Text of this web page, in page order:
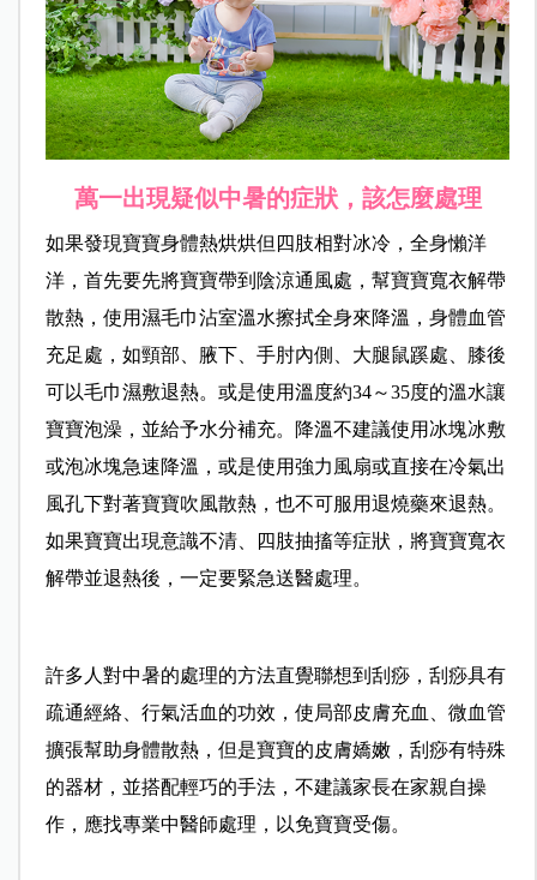
萬一出現疑似中暑的症狀，該怎麼處理
如果發現寶寶身體熱烘烘但四肢相對冰冷，全身懶洋
洋，首先要先將寶寶帶到陰涼通風處，幫寶寶寬衣解帶
散熱，使用濕毛巾沾室溫水擦拭全身來降溫，身體血管
充足處，如頸部、腋下、手肘內側、大腿鼠蹊處、膝後
可以毛巾濕敷退熱。或是使用溫度約34～35度的溫水讓
寶寶泡澡，並給予水分補充。降溫不建議使用冰塊冰敷
或泡冰塊急速降溫，或是使用強力風扇或直接在冷氣出
風孔下對著寶寶吹風散熱，也不可服用退燒藥來退熱。
如果寶寶出現意識不清、四肢抽搐等症狀，將寶寶寬衣
解帶並退熱後，一定要緊急送醫處理。
許多人對中暑的處理的方法直覺聯想到刮痧，刮痧具有
疏通經絡、行氣活血的功效，使局部皮膚充血、微血管
擴張幫助身體散熱，但是寶寶的皮膚嬌嫩，刮痧有特殊
的器材，並搭配輕巧的手法，不建議家長在家親自操
作，應找專業中醫師處理，以免寶寶受傷。